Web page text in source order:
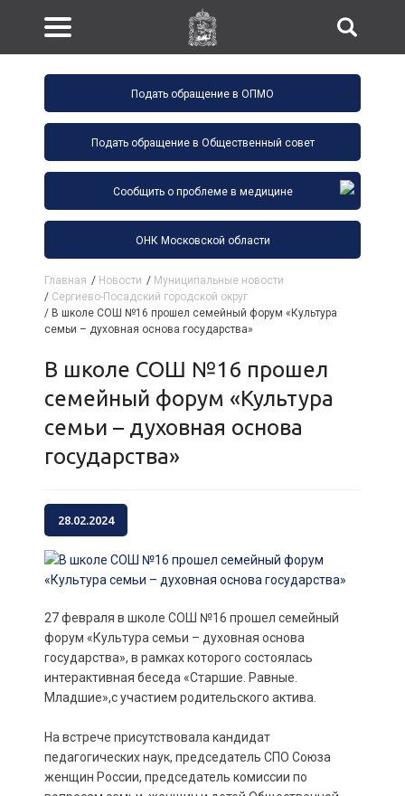
Подать обращение в ОПМО
Подать обращение в Общественный совет
Сообщить о проблеме в медицине
ОНК Московской области
Главная / Новости / Муниципальные новости
/ Сергиево-Посадский городской округ
/ В школе СОШ №16 прошел семейный форум «Культура
семьи – духовная основа государства»
В школе СОШ №16 прошел
семейный форум «Культура
семьи – духовная основа
государства»
28.02.2024
27 февраля в школе СОШ №16 прошел семейный
форум «Культура семьи – духовная основа
государства», в рамках которого состоялась
интерактивная беседа «Старшие. Равные.
Младшие»,с участием родительского актива.
На встрече присутствовала кандидат
педагогических наук, председатель СПО Союза
женщин России, председатель комиссии по